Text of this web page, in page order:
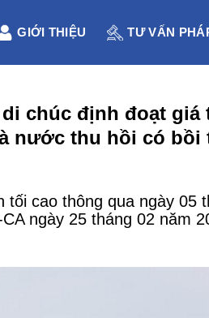
GIỚI THIỆU TƯ VẤN
di chúc định đoạt
nước thu hồi có bồi
cao thông qua ngày 05
ngày 25 tháng 02 năm